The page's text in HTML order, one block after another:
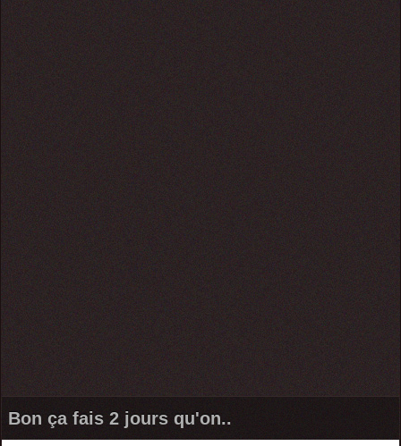
Bon ça fais 2 jours qu'on..